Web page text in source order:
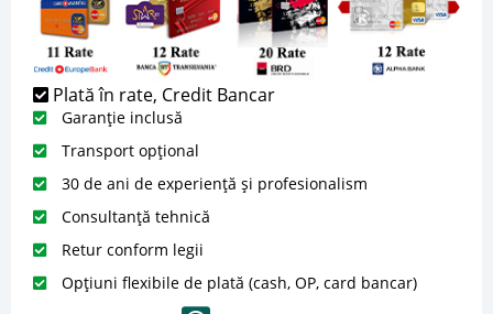
Plată în rate, Credit Bancar
Garanție inclusă
Transport opțional
30 de ani de experiență și profesionalism
Consultanță tehnică
Retur conform legii
Opțiuni flexibile de plată (cash, OP, card bancar)